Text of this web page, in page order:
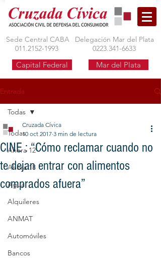
Sede Central CABA
011.2152-1993
Delegación Mar del Plata
0223.341-6633
Capital Federal Mar del Plata
Entrada
Todas
Ahora 12
Ahora 18
Agua
Alquileres
ANMAT
Automóviles
Bancos
Todas
CINE : “Cómo reclamar cuando no
te dejan entrar con alimentos
comprados afuera”
Cruzada Cívica
10 oct 2017 3 min de lectura